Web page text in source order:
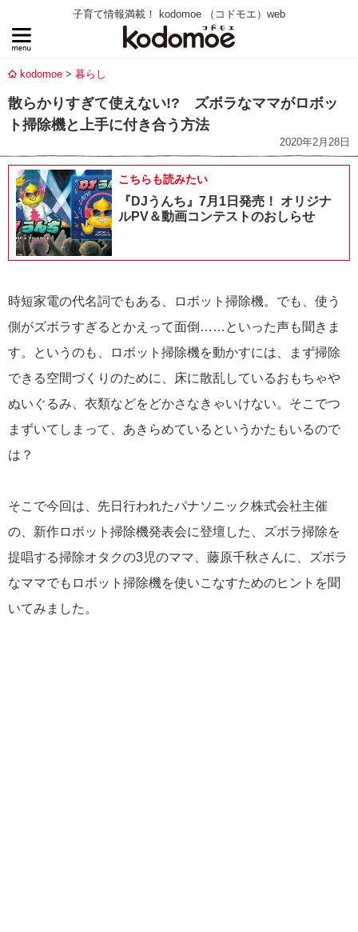
子育て情報満載！ kodomoe （コドモエ）web
kodomoe 暮らし
散らかりすぎて使えない!? ズボラなママがロボッ
ト掃除機と上手に付き合う方法
2020年2月28日
こちらも読みたい
『DJうんち』7月1日発売！ オリジナ
ルPV＆動画コンテストのおしらせ
時短家電の代名詞でもある、ロボット掃除機。でも、使う
側がズボラすぎるとかえって面倒……といった声も聞きま
す。というのも、ロボット掃除機を動かすには、まず掃除
できる空間づくりのために、床に散乱しているおもちゃや
ぬいぐるみ、衣類などをどかさなきゃいけない。そこでつ
まずいてしまって、あきらめているというかたもいるので
は？
そこで今回は、先日行われたパナソニック株式会社主催
の、新作ロボット掃除機発表会に登壇した、ズボラ掃除を
提唱する掃除オタクの3児のママ、藤原千秋さんに、ズボラ
なママでもロボット掃除機を使いこなすためのヒントを聞
いてみました。